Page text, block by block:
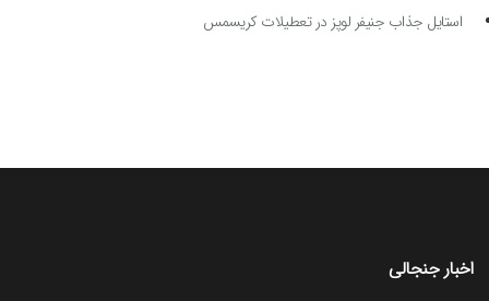
استایل جذاب جنیفر لوپز در تعطیلات کریسمس
اخبار جنجالی